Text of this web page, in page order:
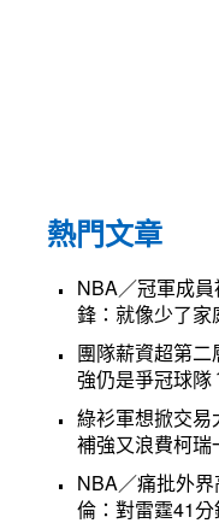
熱門文章
NBA／冠軍成
鋒：就像少了家
團隊薪資超第
強仍是爭冠球隊
綠衫軍想掀交
補強又浪費柯瑞
NBA／痛批外
倫：對雷霆41分